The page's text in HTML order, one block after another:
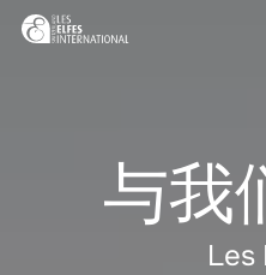
Skip
与我
Les